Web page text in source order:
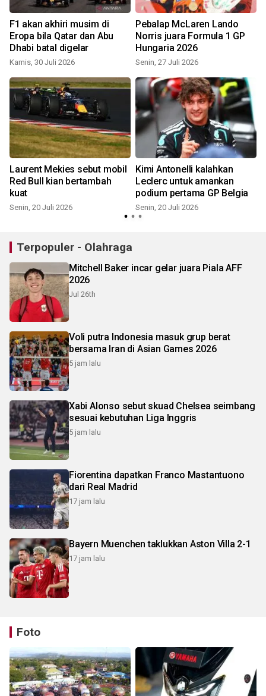
F1 akan akhiri musim di
Eropa bila Qatar dan Abu
Dhabi batal digelar
Kamis, 30 Juli 2026
Pebalap McLaren Lando
Norris juara Formula 1 GP
Hungaria 2026
Senin, 27 Juli 2026
Laurent Mekies sebut mobil
Red Bull kian bertambah
kuat
Senin, 20 Juli 2026
Kimi Antonelli kalahkan
Leclerc untuk amankan
podium pertama GP Belgia
Senin, 20 Juli 2026
Terpopuler - Olahraga
Mitchell Baker incar gelar juara Piala AFF
2026
Jul 26th
Voli putra Indonesia masuk grup berat
bersama Iran di Asian Games 2026
5 jam lalu
Xabi Alonso sebut skuad Chelsea seimbang
sesuai kebutuhan Liga Inggris
5 jam lalu
Fiorentina dapatkan Franco Mastantuono
dari Real Madrid
17 jam lalu
Bayern Muenchen taklukkan Aston Villa 2-1
17 jam lalu
Foto